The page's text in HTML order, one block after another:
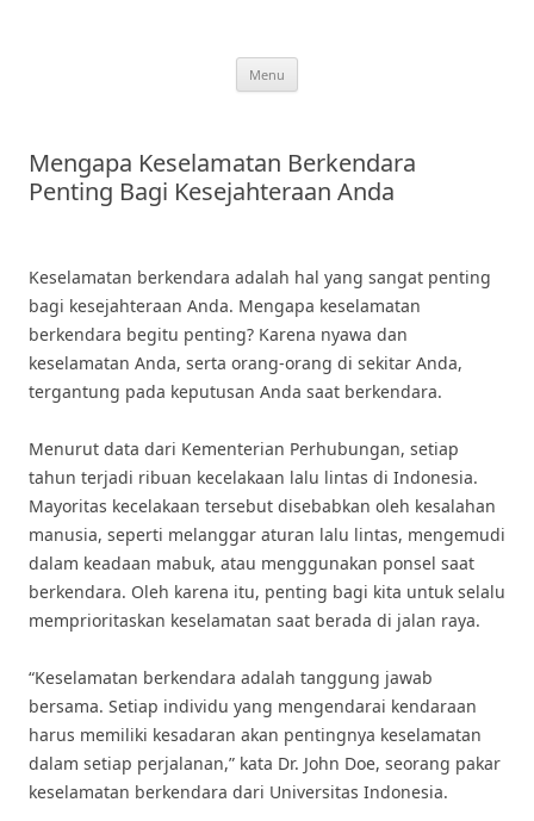
Menu
Mengapa Keselamatan Berkendara
Penting Bagi Kesejahteraan Anda
Keselamatan berkendara adalah hal yang sangat penting
bagi kesejahteraan Anda. Mengapa keselamatan
berkendara begitu penting? Karena nyawa dan
keselamatan Anda, serta orang-orang di sekitar Anda,
tergantung pada keputusan Anda saat berkendara.
Menurut data dari Kementerian Perhubungan, setiap
tahun terjadi ribuan kecelakaan lalu lintas di Indonesia.
Mayoritas kecelakaan tersebut disebabkan oleh kesalahan
manusia, seperti melanggar aturan lalu lintas, mengemudi
dalam keadaan mabuk, atau menggunakan ponsel saat
berkendara. Oleh karena itu, penting bagi kita untuk selalu
memprioritaskan keselamatan saat berada di jalan raya.
“Keselamatan berkendara adalah tanggung jawab
bersama. Setiap individu yang mengendarai kendaraan
harus memiliki kesadaran akan pentingnya keselamatan
dalam setiap perjalanan,” kata Dr. John Doe, seorang pakar
keselamatan berkendara dari Universitas Indonesia.